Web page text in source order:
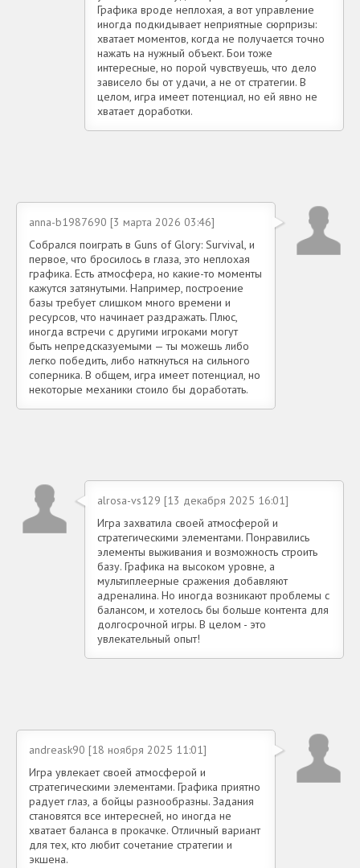
Графика вроде неплохая, а вот управление
иногда подкидывает неприятные сюрпризы:
хватает моментов, когда не получается точно
нажать на нужный объект. Бои тоже
интересные, но порой чувствуешь, что дело
зависело бы от удачи, а не от стратегии. В
целом, игра имеет потенциал, но ей явно не
хватает доработки.
anna-b1987690 [3 марта 2026 03:46]
Собрался поиграть в Guns of Glory: Survival, и
первое, что бросилось в глаза, это неплохая
графика. Есть атмосфера, но какие-то моменты
кажутся затянутыми. Например, построение
базы требует слишком много времени и
ресурсов, что начинает раздражать. Плюс,
иногда встречи с другими игроками могут
быть непредсказуемыми — ты можешь либо
легко победить, либо наткнуться на сильного
соперника. В общем, игра имеет потенциал, но
некоторые механики стоило бы доработать.
alrosa-vs129 [13 декабря 2025 16:01]
Игра захватила своей атмосферой и
стратегическими элементами. Понравились
элементы выживания и возможность строить
базу. Графика на высоком уровне, а
мультиплеерные сражения добавляют
адреналина. Но иногда возникают проблемы с
балансом, и хотелось бы больше контента для
долгосрочной игры. В целом - это
увлекательный опыт!
andreask90 [18 ноября 2025 11:01]
Игра увлекает своей атмосферой и
стратегическими элементами. Графика приятно
радует глаз, а бойцы разнообразны. Задания
становятся все интересней, но иногда не
хватает баланса в прокачке. Отличный вариант
для тех, кто любит сочетание стратегии и
экшена.